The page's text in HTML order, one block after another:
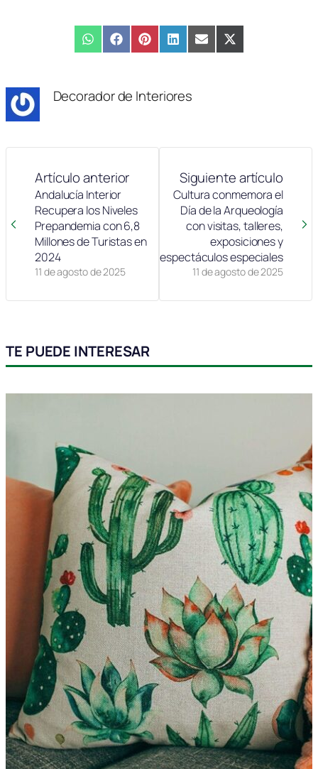
Compartir
en
WhatsAppCompartir
en
FacebookCompartir
en
PinterestCompartir
en
LinkedInCompartir
en
EmailCompartir
en
X
(Twitter)
Decorador de Interiores
Artículo anterior
11 de agosto de 2025
Andalucía Interior
Recupera los Niveles
Prepandemia con 6,8
Millones de Turistas en
2024
Siguiente artículo
11 de agosto de 2025
Cultura conmemora el
Día de la Arqueología
con visitas, talleres,
exposiciones y
espectáculos especiales
TE PUEDE INTERESAR